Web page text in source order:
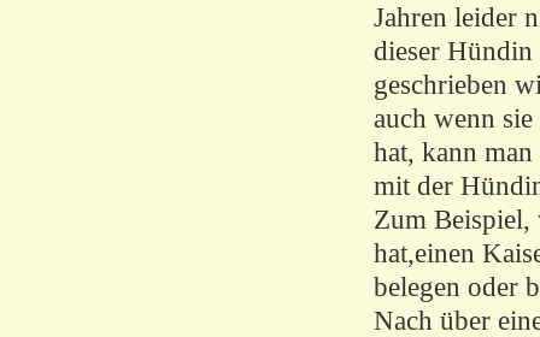
Jahren leider
dieser
geschrieben
auch wenn
hat, kann
mit der
Zum Beispiel,
hat,einen
belegen oder
Nach über